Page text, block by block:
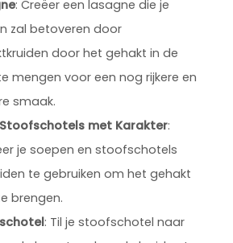
: Creëer een lasagne die je
zal betoveren door
door het gehakt in de
mengen voor een nog rijkere en
smaak.
met Karakter:
je soepen en stoofschotels
te gebruiken om het gehakt
brengen.
: Til je stoofschotel naar